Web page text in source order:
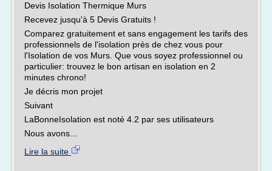
Devis Isolation Thermique Murs
Recevez jusqu'à 5 Devis Gratuits !
Comparez gratuitement et sans engagement les tarifs des
professionnels de l'isolation près de chez vous pour
l'Isolation de vos Murs. Que vous soyez professionnel ou
particulier: trouvez le bon artisan en isolation en 2
minutes chrono!
Je décris mon projet
Suivant
LaBonneIsolation est noté 4.2 par ses utilisateurs
Nous avons...
Lire la suite